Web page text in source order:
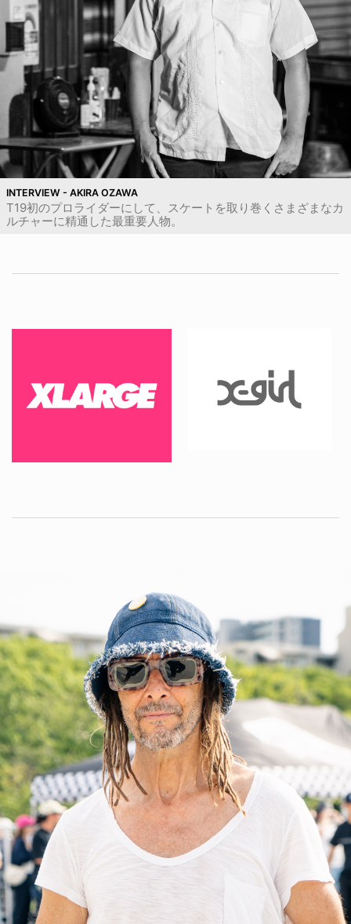
INTERVIEW - AKIRA OZAWA
T19初のプロライダーにして、スケートを取り巻くさまざまなカ
ルチャーに精通した最重要人物。